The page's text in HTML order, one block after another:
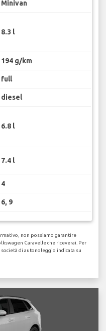
Minivan
8.3 l
194 g/km
full
diesel
6.8 l
7.4 l
4
6, 9
non possiamo garantire
Caravelle che riceverai. Per
di autonoleggio indicata su